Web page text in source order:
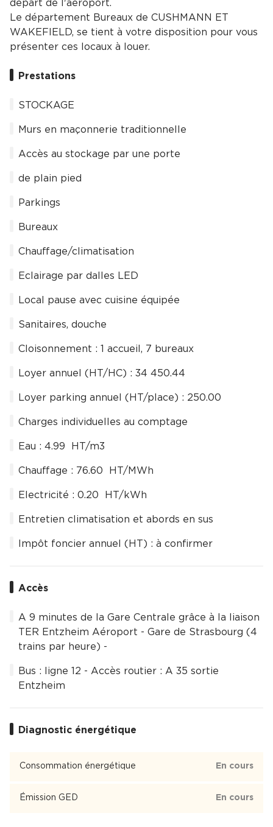
départ de l'aéroport.
Le département Bureaux de CUSHMANN ET
WAKEFIELD, se tient à votre disposition pour vous
présenter ces locaux à louer.
Prestations
STOCKAGE
Murs en maçonnerie traditionnelle
Accès au stockage par une porte
de plain pied
Parkings
Bureaux
Chauffage/climatisation
Eclairage par dalles LED
Local pause avec cuisine équipée
Sanitaires, douche
Cloisonnement : 1 accueil, 7 bureaux
Loyer annuel (HT/HC) : 34 450.44 
Loyer parking annuel (HT/place) : 250.00 
Charges individuelles au comptage
Eau : 4.99  HT/m3
Chauffage : 76.60  HT/MWh
Electricité : 0.20  HT/kWh
Entretien climatisation et abords en sus
Impôt foncier annuel (HT) : à confirmer
Accès
A 9 minutes de la Gare Centrale grâce à la liaison
TER Entzheim Aéroport - Gare de Strasbourg (4
trains par heure) -
Bus : ligne 12 - Accès routier : A 35 sortie
Entzheim
Diagnostic énergétique
Consommation énergétique En cours
Émission GED En cours